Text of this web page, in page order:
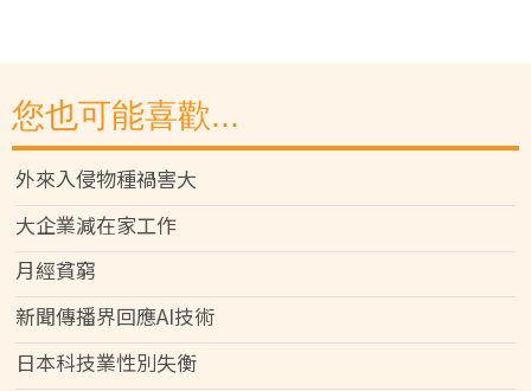
您也可能喜歡...
外來入侵物種禍害大
大企業減在家工作
月經貧窮
新聞傳播界回應AI技術
日本科技業性別失衡